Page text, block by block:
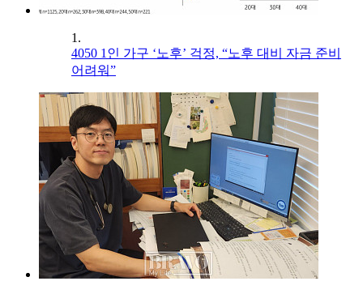
1.
4050 1인 가구 ‘노후’ 걱정, “노후 대비 자금 준비
어려워”